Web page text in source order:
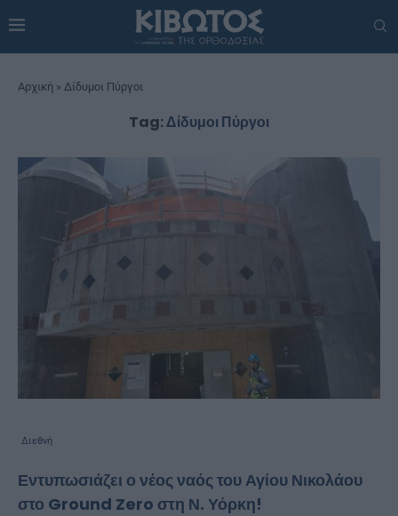
Αρχική » Δίδυμοι Πύργοι
Tag:Δίδυμοι Πύργοι
Διεθνή
Εντυπωσιάζει ο νέος ναός του Αγίου Νικολάου
στο Ground Zero στη Ν. Υόρκη!